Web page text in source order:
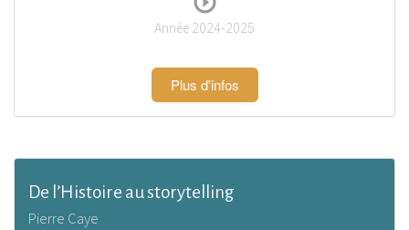
Année 2024-2025
Plus d'infos
De l’Histoire au storytelling
Pierre Caye